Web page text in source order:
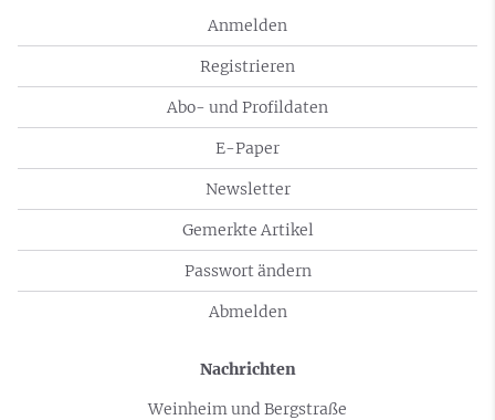
Anmelden
Registrieren
Abo- und Profildaten
E-Paper
Newsletter
Gemerkte Artikel
Passwort ändern
Abmelden
Nachrichten
Weinheim und Bergstraße